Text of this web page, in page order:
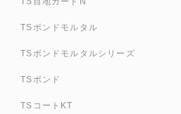
TSボンドモルタル
TSボンドモルタルシリーズ
TSボンド
TSコートKT